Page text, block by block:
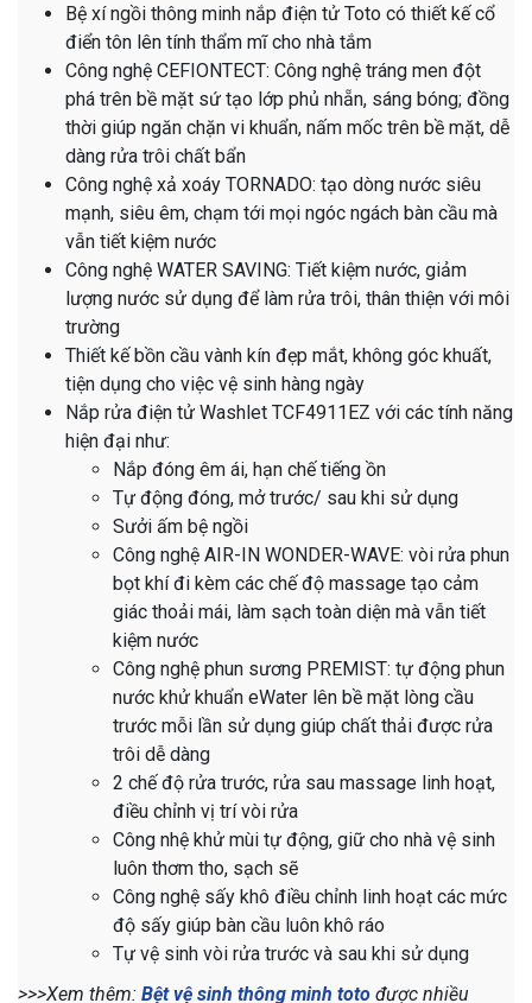
Bệ xí ngồi thông minh nắp điện tử Toto có thiết kế cổ
điển tôn lên tính thẩm mĩ cho nhà tắm
Công nghệ CEFIONTECT: Công nghệ tráng men đột
phá trên bề mặt sứ tạo lớp phủ nhẵn, sáng bóng; đồng
thời giúp ngăn chặn vi khuẩn, nấm mốc trên bề mặt, dễ
dàng rửa trôi chất bẩn
Công nghệ xả xoáy TORNADO: tạo dòng nước siêu
mạnh, siêu êm, chạm tới mọi ngóc ngách bàn cầu mà
vẫn tiết kiệm nước
Công nghệ WATER SAVING: Tiết kiệm nước, giảm
lượng nước sử dụng để làm rửa trôi, thân thiện với môi
trường
Thiết kế bồn cầu vành kín đẹp mắt, không góc khuất,
tiện dụng cho việc vệ sinh hàng ngày
Nắp rửa điện tử Washlet TCF4911EZ với các tính năng
hiện đại như:
Nắp đóng êm ái, hạn chế tiếng ồn
Tự động đóng, mở trước/ sau khi sử dụng
Sưởi ấm bệ ngồi
Công nghệ AIR-IN WONDER-WAVE: vòi rửa phun
bọt khí đi kèm các chế độ massage tạo cảm
giác thoải mái, làm sạch toàn diện mà vẫn tiết
kiệm nước
Công nghệ phun sương PREMIST: tự động phun
nước khử khuẩn eWater lên bề mặt lòng cầu
trước mỗi lần sử dụng giúp chất thải được rửa
trôi dễ dàng
2 chế độ rửa trước, rửa sau massage linh hoạt,
điều chỉnh vị trí vòi rửa
Công nhệ khử mùi tự động, giữ cho nhà vệ sinh
luôn thơm tho, sạch sẽ
Công nghệ sấy khô điều chỉnh linh hoạt các mức
độ sấy giúp bàn cầu luôn khô ráo
Tự vệ sinh vòi rửa trước và sau khi sử dụng
>>>Xem thêm: Bệt vệ sinh thông minh toto được nhiều